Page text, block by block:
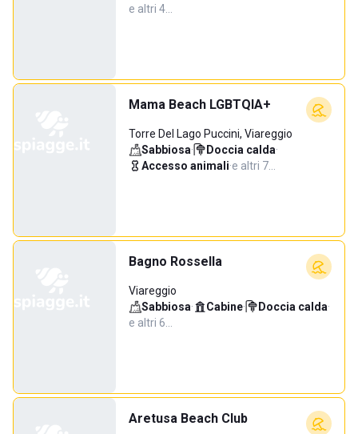
e altri 4…
Mama Beach LGBTQIA+
Torre Del Lago Puccini, Viareggio
Sabbiosa· Doccia calda·
Accesso animali·e altri 7…
Bagno Rossella
Viareggio
Sabbiosa· Cabine· Doccia calda·
e altri 6…
Aretusa Beach Club